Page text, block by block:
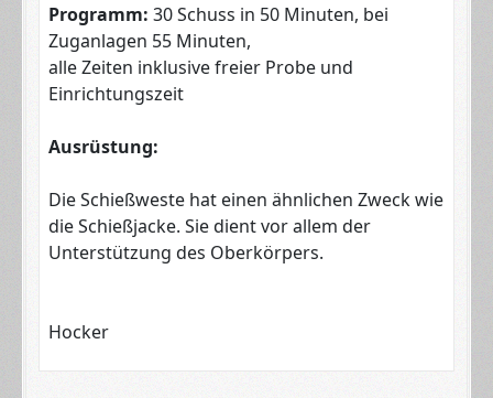
Programm: 30 Schuss in 50 Minuten, bei
Zuganlagen 55 Minuten,
alle Zeiten inklusive freier Probe und
Einrichtungszeit
Ausrüstung:
Die Schießweste hat einen ähnlichen Zweck wie
die Schießjacke. Sie dient vor allem der
Unterstützung des Oberkörpers.
Hocker